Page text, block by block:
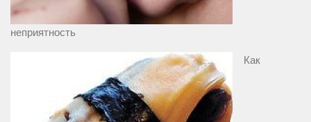
неприятность
Как